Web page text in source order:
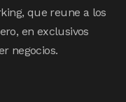
que reune a los
en exclusivos
negocios.